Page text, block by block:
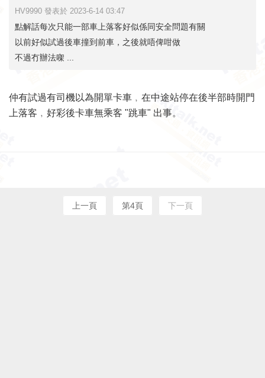
HV9990 發表於 2023-6-14 03:47
點解話每次只能一部車上落客好似係同安全問題有關
以前好似試過後車撞到前車，之後就唔俾咁做
不過冇辦法㗎 ...
仲有試過有司機以為開單卡車﹐在中途站停在後半部時開門
上落客﹐好彩後卡車無乘客 "跳車" 出事。
上一頁 第4頁 下一頁